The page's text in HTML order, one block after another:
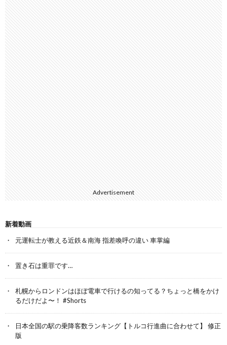
Advertisement
新着動画
元運転士が教える近鉄＆南海 指差喚呼の違い 車掌編
置き石は重罪です…
札幌からロンドンはほぼ電車で行けるの知ってる？ちょっと橋をかけ
るだけだよ〜！ #Shorts
日本全国の駅の乗降客数ランキング【トルコ行進曲に合わせて】 修正
版